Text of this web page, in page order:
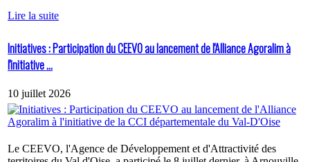
Lire la suite
Initiatives : Participation du CEEVO au lancement de l'Alliance Agoralim à
l'initiative ...
10 juillet 2026
Le CEEVO, l'Agence de Développement et d'Attractivité des